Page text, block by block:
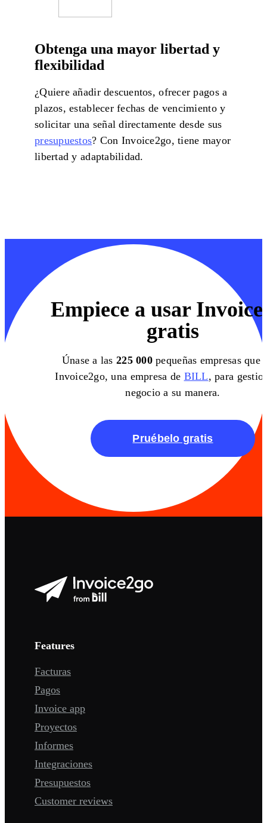
Obtenga una mayor libertad y
flexibilidad
¿Quiere añadir descuentos, ofrecer pagos a
plazos, establecer fechas de vencimiento y
solicitar una señal directamente desde sus
presupuestos? Con Invoice2go, tiene mayor
libertad y adaptabilidad.
Empiece a usar
gratis
Únase a las225 000pequeñas empresas que
Invoice2go, una empresa de BILL, para
negocio a su manera.
Pruébelo gratis
Features
Facturas
Pagos
Invoice app
Proyectos
Informes
Integraciones
Presupuestos
Customer reviews